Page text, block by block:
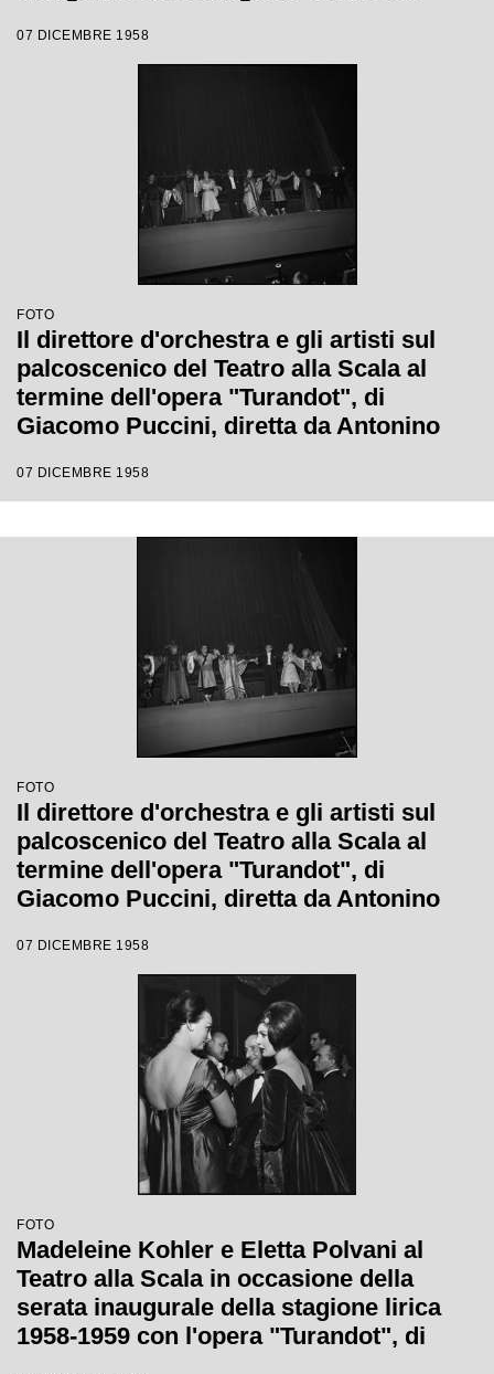
Puccini, diretta da Antonino Votto con la
regia di Margherita Wallmann
07 DICEMBRE 1958
FOTO
Il direttore d'orchestra e gli artisti sul
palcoscenico del Teatro alla Scala al
termine dell'opera "Turandot", di
Giacomo Puccini, diretta da Antonino
Wallmann, che inaugura la stagione
07 DICEMBRE 1958
FOTO
Il direttore d'orchestra e gli artisti sul
palcoscenico del Teatro alla Scala al
termine dell'opera "Turandot", di
Giacomo Puccini, diretta da Antonino
Wallmann, che inaugura la stagione
lirica 1958-1959
07 DICEMBRE 1958
FOTO
Madeleine Kohler e Eletta Polvani al
Teatro alla Scala in occasione della
serata inaugurale della stagione lirica
1958-1959 con l'opera "Turandot", di